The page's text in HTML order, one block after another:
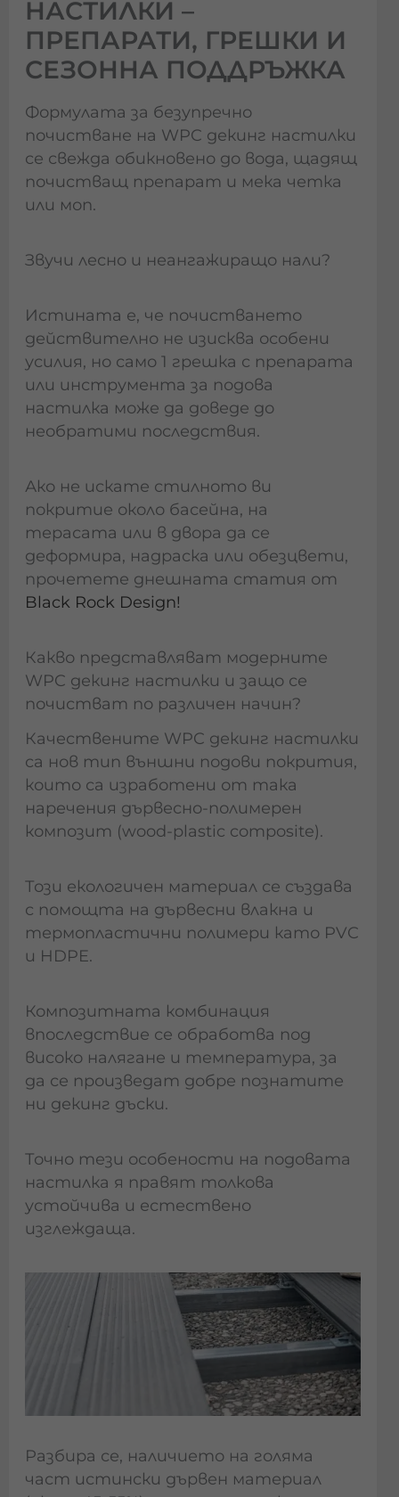
НАСТИЛКИ –
ПРЕПАРАТИ, ГРЕШКИ И
СЕЗОННА ПОДДРЪЖКА
Формулата за безупречно
почистване на WPC декинг настилки
се свежда обикновено до вода, щадящ
почистващ препарат и мека четка
или моп.
Звучи лесно и неангажиращо нали?
Истината е, че почистването
действително не изисква особени
усилия, но само 1 грешка с препарата
или инструмента за подова
настилка може да доведе до
необратими последствия.
Ако не искате стилното ви
покритие около басейна, на
терасата или в двора да се
деформира, надраска или обезцвети,
прочетете днешната статия от
Black Rock Design!
Какво представляват модерните
WPC декинг настилки и защо се
почистват по различен начин?
Качествените WPC декинг настилки
са нов тип външни подови покрития,
които са изработени от така
наречения дървесно-полимерен
композит (wood-plastic composite).
Този екологичен материал се създава
с помощта на дървесни влакна и
термопластични полимери като PVC
и HDPE.
Композитната комбинация
впоследствие се обработва под
високо налягане и температура, за
да се произведат добре познатите
ни декинг дъски.
Точно тези особености на подовата
настилка я правят толкова
устойчива и естествено
изглеждаща.
Разбира се, наличието на голяма
част истински дървен материал